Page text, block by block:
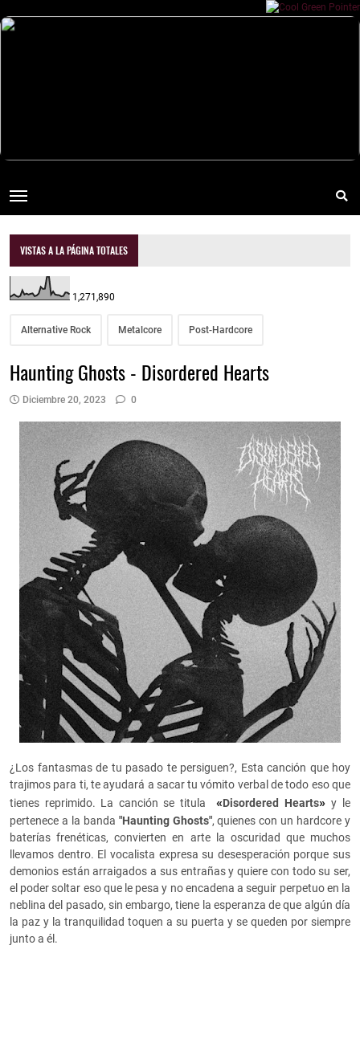
VISTAS A LA PÁGINA TOTALES
1,271,890
Alternative Rock Metalcore Post-Hardcore
Haunting Ghosts - Disordered Hearts
Diciembre 20, 2023 0
¿Los fantasmas de tu pasado te persiguen?, Esta canción que hoy
trajimos para ti, te ayudará a sacar tu vómito verbal de todo eso que
tienes reprimido. La canción se titula«Disordered Hearts»y le
pertenece a la banda "Haunting Ghosts", quienes con un hardcore y
baterías frenéticas, convierten en arte la oscuridad que muchos
llevamos dentro. El vocalista expresa su desesperación porque sus
demonios están arraigados a sus entrañas y quiere con todo su ser,
el poder soltar eso que le pesa y no encadena a seguir perpetuo en la
neblina del pasado, sin embargo, tiene la esperanza de que algún día
la paz y la tranquilidad toquen a su puerta y se queden por siempre
junto a él.